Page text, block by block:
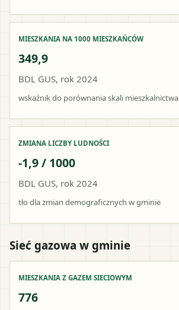
MIESZKANIA NA 1000 MIESZKAŃCÓW
349,9
BDL GUS, rok 2024
wskaźnik do porównania skali mieszkalnictwa
ZMIANA LICZBY LUDNOŚCI
-1,9 / 1000
BDL GUS, rok 2024
tło dla zmian demograficznych w gminie
Sieć gazowa w gminie
MIESZKANIA Z GAZEM SIECIOWYM
776